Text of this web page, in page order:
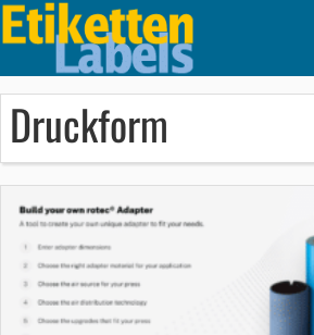
Druckform